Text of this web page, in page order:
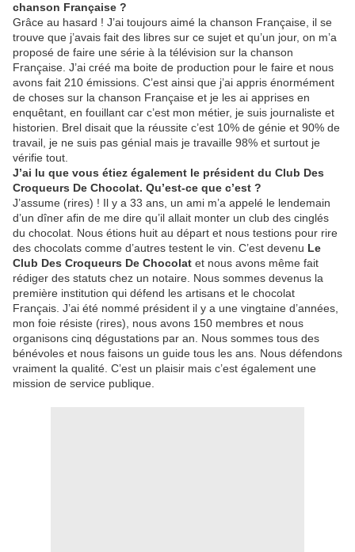
chanson Française ?
Grâce au hasard ! J’ai toujours aimé la chanson Française, il se
trouve que j’avais fait des libres sur ce sujet et qu’un jour, on m’a
proposé de faire une série à la télévision sur la chanson
Française. J’ai créé ma boite de production pour le faire et nous
avons fait 210 émissions. C’est ainsi que j’ai appris énormément
de choses sur la chanson Française et je les ai apprises en
enquêtant, en fouillant car c’est mon métier, je suis journaliste et
historien. Brel disait que la réussite c’est 10% de génie et 90% de
travail, je ne suis pas génial mais je travaille 98% et surtout je
vérifie tout.
J’ai lu que vous étiez également le président du Club Des
Croqueurs De Chocolat. Qu’est-ce que c’est ?
J’assume (rires) ! Il y a 33 ans, un ami m’a appelé le lendemain
d’un dîner afin de me dire qu’il allait monter un club des cinglés
du chocolat. Nous étions huit au départ et nous testions pour rire
des chocolats comme d’autres testent le vin. C’est devenu Le
Club Des Croqueurs De Chocolat et nous avons même fait
rédiger des statuts chez un notaire. Nous sommes devenus la
première institution qui défend les artisans et le chocolat
Français. J’ai été nommé président il y a une vingtaine d’années,
mon foie résiste (rires), nous avons 150 membres et nous
organisons cinq dégustations par an. Nous sommes tous des
bénévoles et nous faisons un guide tous les ans. Nous défendons
vraiment la qualité. C’est un plaisir mais c’est également une
mission de service publique.